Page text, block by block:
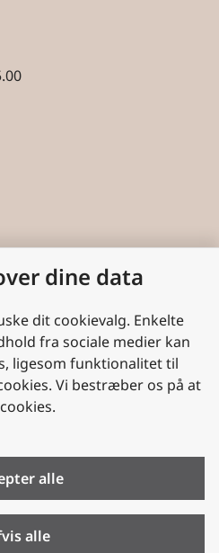
dine data
dit cookievalg. Enkelte
fra sociale medier kan
ligesom funktionalitet til
Vi bestræber os på at
alle
alle